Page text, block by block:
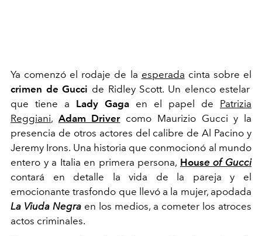
Ya comenzó el rodaje de la esperada cinta sobre el
crimen de Gucci de Ridley Scott. Un elenco estelar
que tiene a Lady Gaga en el papel de Patrizia
Reggiani, Adam Drivercomo Maurizio Gucci y la
presencia de otros actores del calibre de Al Pacino y
Jeremy Irons. Una historia que conmocionó al mundo
entero y a Italia en primera persona, House of Gucci
contará en detalle la vida de la pareja y el
emocionante trasfondo que llevó a la mujer, apodada
La Viuda Negra en los medios, a cometer los atroces
actos criminales.